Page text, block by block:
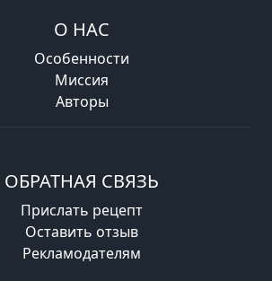
О НАС
Особенности
Миссия
Авторы
ОБРАТНАЯ СВЯЗЬ
Прислать рецепт
Оставить отзыв
Рекламодателям